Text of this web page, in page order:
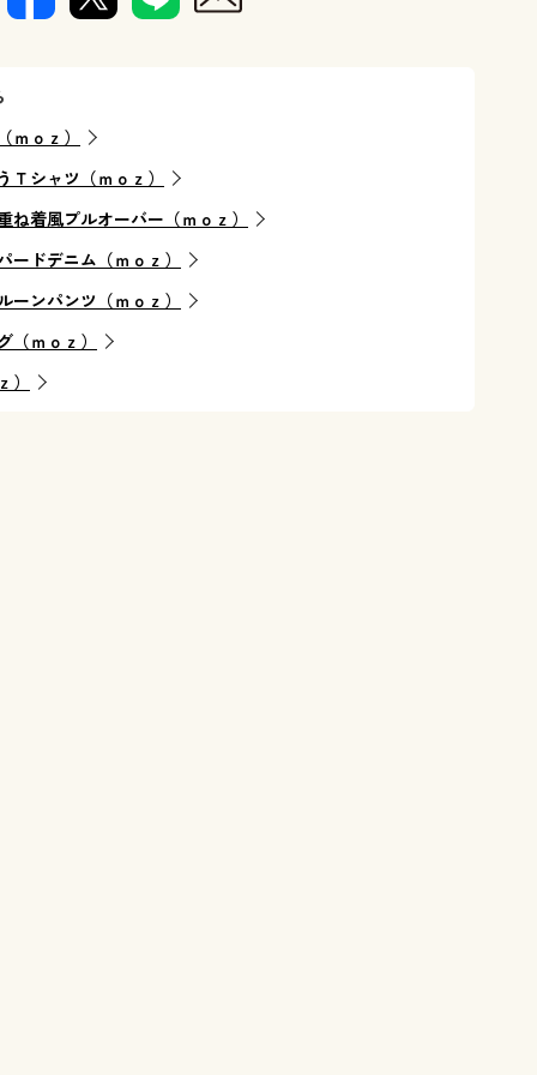
ｍｏｚ）
Ｔシャツ（ｍｏｚ）
ね着風プルオーバー（ｍｏｚ）
ードデニム（ｍｏｚ）
ーンパンツ（ｍｏｚ）
（ｍｏｚ）